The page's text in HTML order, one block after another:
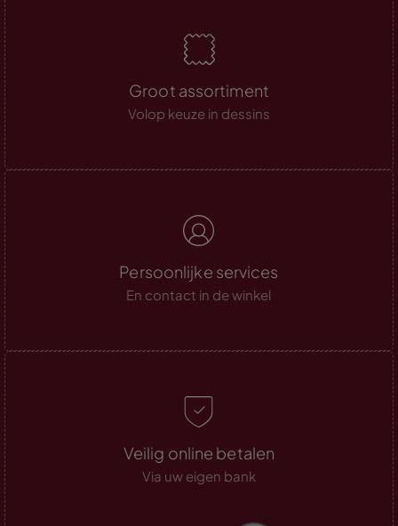
Groot assortiment
Volop keuze in dessins
Persoonlijke services
En contact in de winkel
Veilig online betalen
Via uw eigen bank